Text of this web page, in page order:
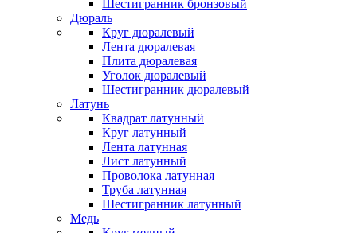
Шестигранник бронзовый
Дюраль
Круг дюралевый
Лента дюралевая
Плита дюралевая
Уголок дюралевый
Шестигранник дюралевый
Латунь
Квадрат латунный
Круг латунный
Лента латунная
Лист латунный
Проволока латунная
Труба латунная
Шестигранник латунный
Медь